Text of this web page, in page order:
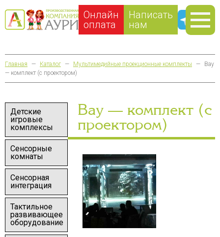
Онлайн
оплата
Написать
нам
Главная — Каталог — Мультимедийные проекционные комплекты —
Вау
— комплект (с проектором)
Детские
игровые
комплексы
Сенсорные
комнаты
Сенсорная
интеграция
Тактильное
развивающее
оборудование
Вау — комплект (с
проектором)